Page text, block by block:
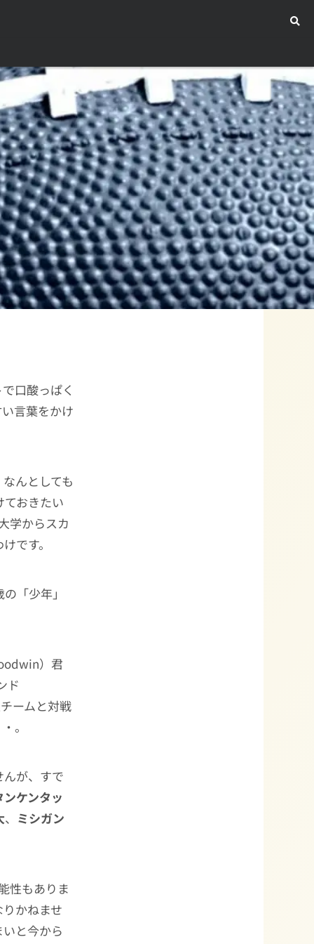
口酸っぱく
言葉をかけ
んとしても
おきたい
学からスカ
です。
「少年」
）君
ド
ームと対戦
。
が、すで
ケンタッ
、 ミシガン
性もありま
かねませ
と今から